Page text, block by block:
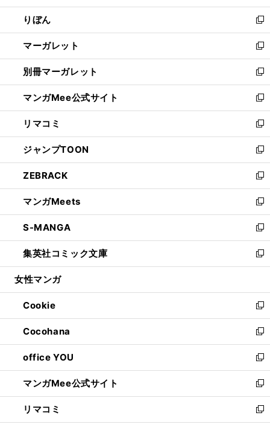
開
く
ウ
で
開
く
ン
ド
ウ
で
開
く
ウ
ィ
ン
ド
ウ
で
開
く
りぼん
新
し
い
ウ
ィ
ン
ド
ウ
で
開
く
マーガレット
新
し
い
ウ
ィ
ン
ド
ウ
で
開
く
別冊マーガレット
新
し
い
ウ
ィ
ン
ド
ウ
で
開
く
マンガMee公式サイト
新
し
い
ウ
ィ
ン
ド
ウ
で
開
く
リマコミ
新
し
い
ウ
ィ
ン
ド
ウ
で
開
く
ジャンプTOON
新
し
い
ウ
ィ
ン
ド
ウ
で
開
ZEBRACK
新
し
い
ウ
ィ
ン
ド
ウ
開
く
マンガMeets
新
し
い
ウ
ィ
ン
ウ
で
開
く
S-MANGA
新
し
い
ウ
ン
ド
ウ
で
開
く
集英社コミック文庫
新
し
ウ
ィ
ン
ド
ウ
で
開
く
女性マンガ
Cookie
新
し
い
ウ
ィ
ン
ド
ウ
で
開
Cocohana
新
し
い
ウ
ィ
ン
ド
ウ
office YOU
新
し
い
ウ
ィ
ン
マンガMee公式サイト
新
し
い
ウ
リマコミ
新
し